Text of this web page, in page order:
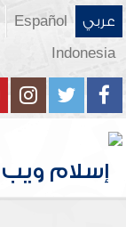
عربي Español
Indonesia